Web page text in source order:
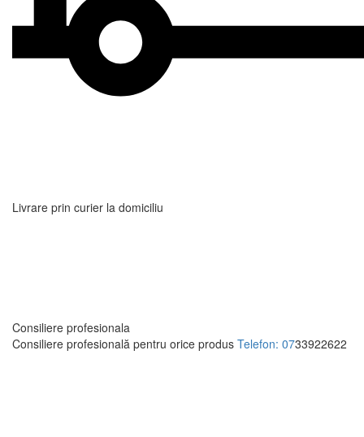
Livrare prin curier la domiciliu
Consiliere profesionala
Consiliere profesională pentru orice produs Telefon: 0733922622